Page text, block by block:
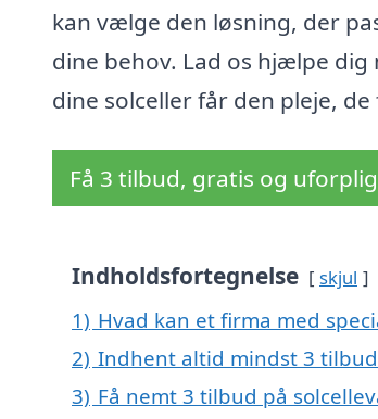
kan vælge den løsning, der
dine behov. Lad os hjælpe dig
dine solceller får den pleje,
Få 3 tilbud, gratis og
Indholdsfortegnelse skjul
1) Hvad kan et firma med
2) Indhent altid mindst 3
3) Få nemt 3 tilbud på